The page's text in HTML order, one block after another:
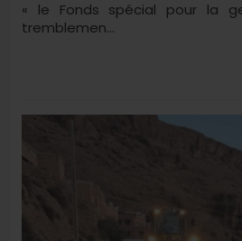
« le Fonds spécial pour la
tremblemen...